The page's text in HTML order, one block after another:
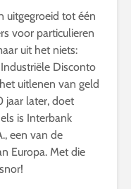
uitgegroeid tot één
voor particulieren
uit het niets:
Disconto
uitlenen van geld
jaar later, doet
is Interbank
een van de
Europa. Met die